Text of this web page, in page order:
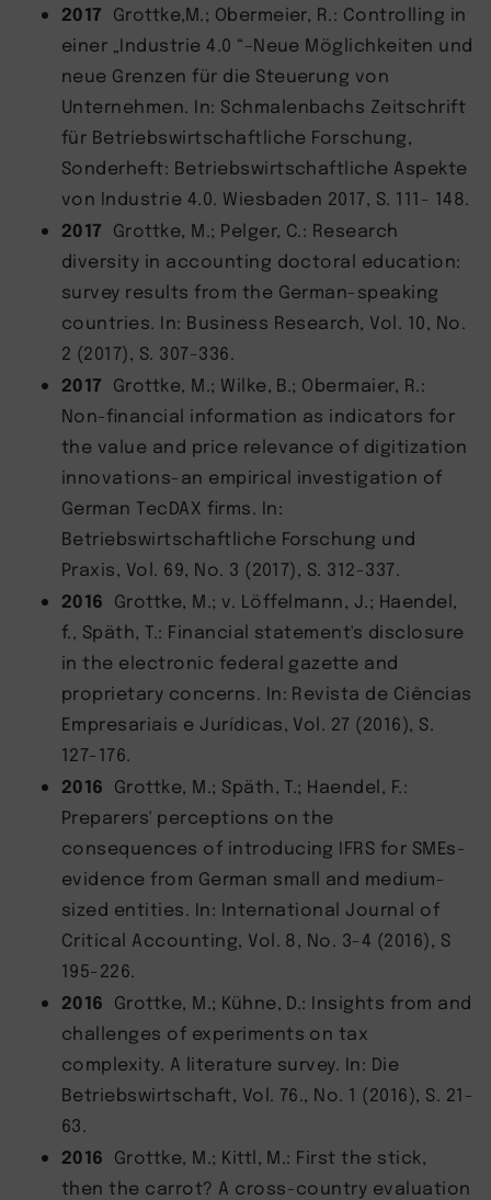
2017 Grottke,M.; Obermeier, R.: Controlling in
einer „Industrie 4.0 “–Neue Möglichkeiten und
neue Grenzen für die Steuerung von
Unternehmen. In: Schmalenbachs Zeitschrift
für Betriebswirtschaftliche Forschung,
Sonderheft: Betriebswirtschaftliche Aspekte
von Industrie 4.0. Wiesbaden 2017, S. 111- 148.
2017 Grottke, M.; Pelger, C.: Research
diversity in accounting doctoral education:
survey results from the German-speaking
countries. In: Business Research, Vol. 10, No.
2 (2017), S. 307-336.
2017 Grottke, M.; Wilke, B.; Obermaier, R.:
Non-financial information as indicators for
the value and price relevance of digitization
innovations-an empirical investigation of
German TecDAX firms. In:
Betriebswirtschaftliche Forschung und
Praxis, Vol. 69, No. 3 (2017), S. 312-337.
2016 Grottke, M.; v. Löffelmann, J.; Haendel,
f., Späth, T.: Financial statement's disclosure
in the electronic federal gazette and
proprietary concerns. In: Revista de Ciências
Empresariais e Jurídicas, Vol. 27 (2016), S.
127-176.
2016 Grottke, M.; Späth, T.; Haendel, F.:
Preparers' perceptions on the
consequences of introducing IFRS for SMEs-
evidence from German small and medium-
sized entities. In: International Journal of
Critical Accounting, Vol. 8, No. 3-4 (2016), S
195-226.
2016 Grottke, M.; Kühne, D.: Insights from and
challenges of experiments on tax
complexity. A literature survey. In: Die
Betriebswirtschaft, Vol. 76., No. 1 (2016), S. 21-
63.
2016 Grottke, M.; Kittl, M.: First the stick,
then the carrot? A cross-country evaluation